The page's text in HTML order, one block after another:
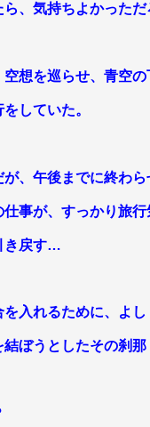
ら、気持ちよかった
空想を巡らせ、青空の
していた。
、 午後までに終わ
仕事が、すっかり旅
き戻す…
を入れるために、よし
結ぼうとしたその刹